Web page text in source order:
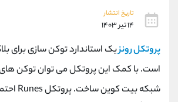
تاریخ انتشار
۱۴ تیر ۱۴۰۳
پروتکل رونزیک استاندارد توکن سازی برای
است. با کمک این پروتکل می توان توکن
شبکه بیت کوین ساخت. پروتکلRunes
اطلاعات تماس (دفتر فروش)
تلفن
بدون پیش شماره
اینستاگرام